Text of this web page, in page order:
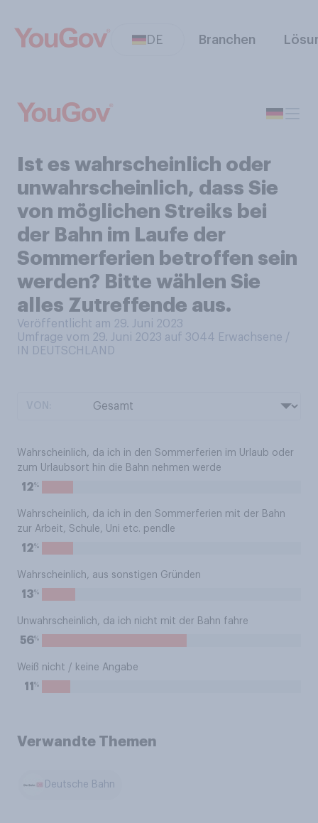
DE Branchen
Ist es wahrscheinlich oder
unwahrscheinlich, dass Sie
von möglichen Streiks bei
der Bahn im Laufe der
Sommerferien betroffen sein
werden? Bitte wählen Sie
alles Zutreffende aus.
Veröffentlicht am 29. Juni 2023
Umfrage vom 29. Juni 2023 auf 3044 Erwachsene /
IN DEUTSCHLAND
Wahrscheinlich, da ich in den Sommerferien im Urlaub oder
zum Urlaubsort hin die Bahn nehmen werde
12%
Wahrscheinlich, da ich in den Sommerferien mit der Bahn
zur Arbeit, Schule, Uni etc. pendle
12%
Wahrscheinlich, aus sonstigen Gründen
13%
Unwahrscheinlich, da ich nicht mit der Bahn fahre
56%
Weiß nicht / keine Angabe
11 %
Verwandte Themen
Deutsche Bahn